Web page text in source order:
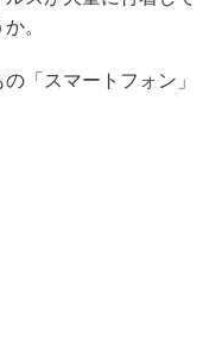
。
「スマートフォン」